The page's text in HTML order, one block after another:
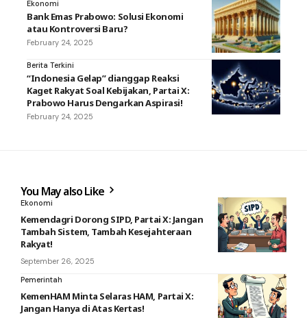
Ekonomi
Bank Emas Prabowo: Solusi Ekonomi
atau Kontroversi Baru?
February 24, 2025
Berita Terkini
“Indonesia Gelap” dianggap Reaksi
Kaget Rakyat Soal Kebijakan, Partai X:
Prabowo Harus Dengarkan Aspirasi!
February 24, 2025
You May also Like
Ekonomi
Kemendagri Dorong SIPD, Partai X: Jangan
Tambah Sistem, Tambah Kesejahteraan
Rakyat!
September 26, 2025
Pemerintah
KemenHAM Minta Selaras HAM, Partai X:
Jangan Hanya di Atas Kertas!